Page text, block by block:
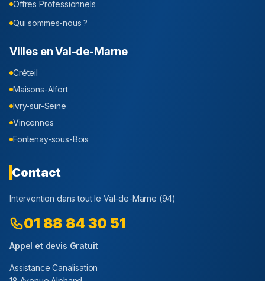
Offres Professionnels
Qui sommes-nous ?
Villes enVal-de-Marne
Créteil
Maisons-Alfort
Ivry-sur-Seine
Vincennes
Fontenay-sous-Bois
Contact
Intervention dans tout le Val-de-Marne (94)
01 88 84 30 51
Appel et devis Gratuit
Assistance Canalisation